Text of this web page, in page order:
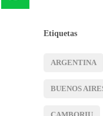
Etiquetas
ARGENTINA
BUENOS